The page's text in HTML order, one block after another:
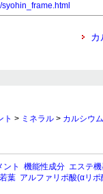
カ
ト > ミネラル > カルシウム
ント 機能性成分 エステ
葉 アルファリポ酸(αリポ